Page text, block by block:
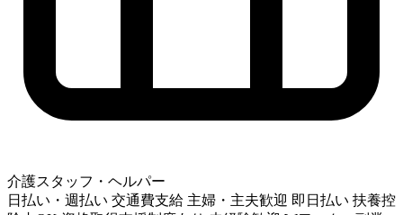
介護スタッフ・ヘルパー
日払い・週払い 交通費支給 主婦・主夫歓迎 即日払い 扶養控